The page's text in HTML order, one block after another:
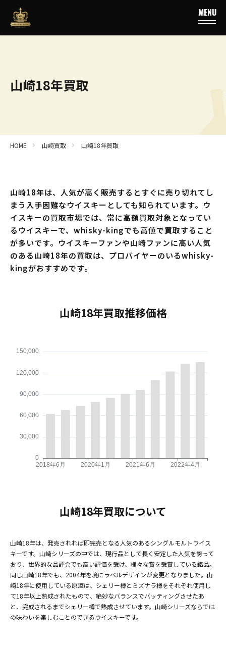
MENU
山崎18年買取
HOME 山崎買取 山崎18年買取
山崎18年は、人気が高く販売するとすぐに売り切れてし
まう入手困難なウイスキーとしても知られています。ウ
イスキーの買取市場では、常に高額買取対象となってい
るウイスキーで、whisky-kingでも高値で買取すること
が多いです。ウイスキーファンや山崎ファンに高い人気
のある山崎18年の買取は、プロバイヤーのいるwhisky-
kingがおすすめです。
山崎18年買取推移価格
山崎18年買取について
山崎18年は、発売されれば即完売となる人気のあるシングルモルトウイス
キーです。山崎シリーズの中では、現行品として長く安定した人気を誇って
おり、世界的な品評会でも高い評価を受け、様々な賞を受賞している銘品。
同じ山崎18年でも、2004年を境にラベルデザインが変更となりました。山
崎18年に使用している原酒は、シェリー樽とミズナラ樽をそれぞれ使用し
て18年以上熟成されたもので、絶妙なバランスでバッティングさせたあ
と、完成されるまでシェリー樽で熟成させています。山崎シリーズならでは
の味わいを楽しむことのできるウイスキーです。